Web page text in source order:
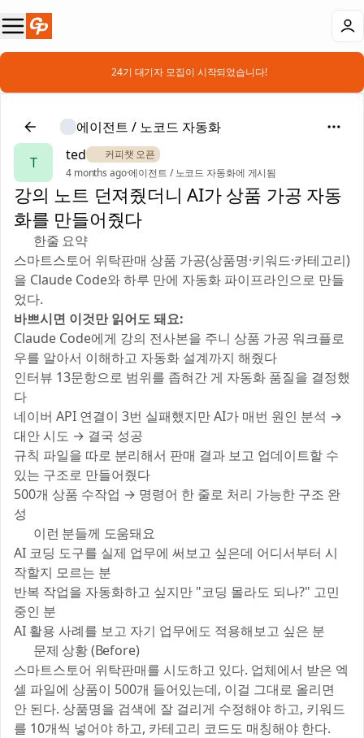
📣 24기 대기자 모집이 시작되었습니다!
에이전트 / 노코드 자동화
T
ted
☕ 커피챗 오픈
4 months ago·에이전트 / 노코드 자동화에 게시됨
강의 노트 던져줬더니 AI가 상품 가공 자동
화를 만들어줬다
📝 한줄 요약
스마트스토어 위탁판매 상품 가공(상품명·키워드·카테고리)
을 Claude Code와 하루 만에 자동화 파이프라인으로 만들
었다.
바쁘시면 이것만 읽어도 돼요:
Claude Code에게 강의 전사본을 주니 상품 가공 워크플로
우를 알아서 이해하고 자동화 설계까지 해줬다
인터뷰 13문항으로 범위를 좁혀간 게 자동화 품질을 결정했
다
네이버 API 연결이 3번 실패했지만 AI가 매번 원인 분석 →
대안 시도 → 결국 성공
규칙 파일을 따로 분리해서 판매 결과 보고 업데이트할 수
있는 구조로 만들어줬다
500개 상품 수작업 → 명령어 한 줄로 처리 가능한 구조 완
성
🎯 이런 분들께 도움돼요
AI 코딩 도구를 실제 업무에 써보고 싶은데 어디서부터 시
작할지 모르는 분
반복 작업을 자동화하고 싶지만 "코딩 몰라도 되나?" 고민
중인 분
AI 활용 사례를 보고 자기 업무에도 적용해보고 싶은 분
😫 문제 상황 (Before)
스마트스토어 위탁판매를 시도하고 있다. 업체에서 받은 엑
셀 파일에 상품이 500개 들어있는데, 이걸 그대로 올리면
안 된다. 상품명을 검색에 잘 걸리게 수정해야 하고, 키워드
를 10개씩 넣어야 하고, 카테고리 코드도 매칭해야 한다.